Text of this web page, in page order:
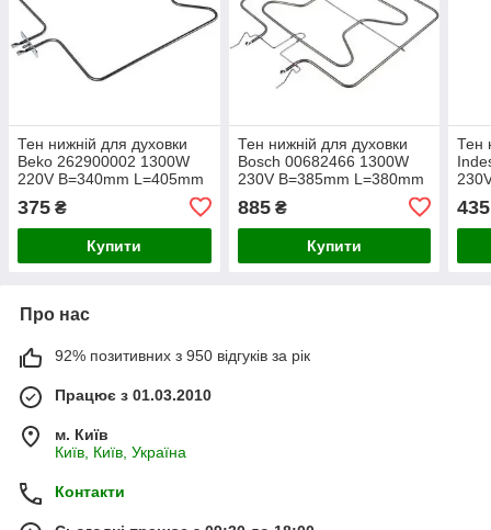
Тен нижній для духовки
Beko 262900002 1300W
220V B=340mm L=405mm
375 ₴
Купити
Тен нижній для духовки
Bosch 00682466 1300W
230V B=385mm L=380mm
885₴
Купити
Тен
435
Про нас
92% позитивних з 950 відгуків за рік
Працює з 01.03.2010
м. Київ
Київ, Київ, Україна
Контакти